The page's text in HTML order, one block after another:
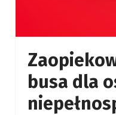
busa dla